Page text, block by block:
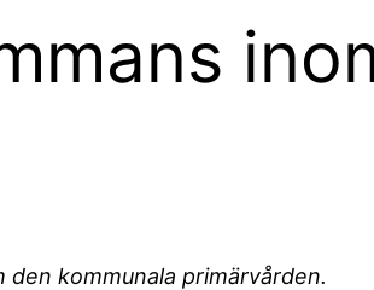
kommunala primärvården.